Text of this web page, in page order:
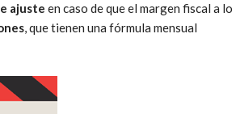
ajuste en caso de que el margen fiscal a lo
, que tienen una fórmula mensual